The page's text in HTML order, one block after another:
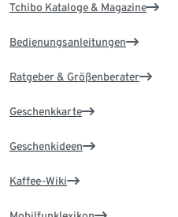
Tchibo Kataloge & Magazine
Bedienungsanleitungen
Ratgeber & Größenberater
Geschenkkarte
Geschenkideen
Kaffee-Wiki